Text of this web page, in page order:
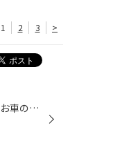
1 2 3 >
皆さんこんにちは！！ タイヤ館あさか店横田です。 暑い日が続いてますね！！ お車のバッテリーは大丈夫ですか？？ この時期はエアコンを使ったりでバッテリーに負担がかかる時期です"(-""-)" 当店では専門のテスターを使い無料診断致します！！ バッテリーが気になるお客様は是非ご来店下さい！！ ...